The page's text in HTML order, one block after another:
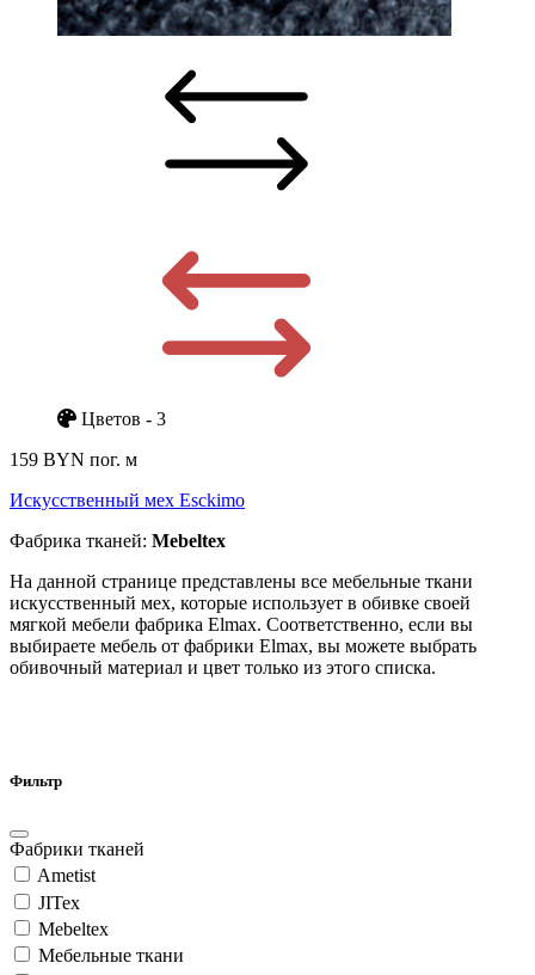
Цветов - 3
159 BYN пог. м
Искусственный мех Esсkimo
Фабрика тканей: Mebeltex
На данной странице представлены все мебельные ткани
искусственный мех, которые использует в обивке своей
мягкой мебели фабрика Elmax. Соответственно, если вы
выбираете мебель от фабрики Elmax, вы можете выбрать
обивочный материал и цвет только из этого списка.
Фильтр
Фабрики тканей
Ametist
JITex
Mebeltex
Мебельные ткани